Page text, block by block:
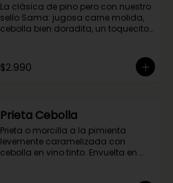
La clásica de pino pero con nuestro
sello Sama: jugosa carne molida,
cebolla bien doradita, un toquecito
que no podía faltar la aceituna y el
huevo, porque tradición siempre
$2.990
Prieta Cebolla
Prieta o morcilla a la pimienta
levemente caramelizada con
cebolla en vino tinto. Envuelta en